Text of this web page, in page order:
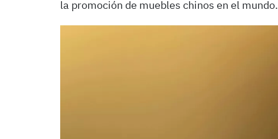
la promoción de muebles chinos en el mundo.